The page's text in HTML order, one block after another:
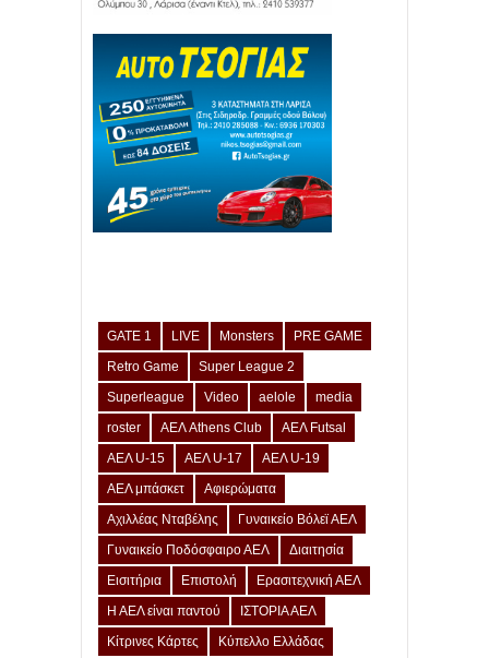
GATE 1 LIVE Monsters
PRE GAME
Retro Game
Super League 2
Superleague
Video aelole
media
roster
ΑΕΛ Athens Club
ΑΕΛ Futsal
ΑΕΛ U-15
ΑΕΛ U-17
ΑΕΛ U-19
ΑΕΛ μπάσκετ
Αφιερώματα
Αχιλλέας Νταβέλης
Γυναικείο Βόλεϊ ΑΕΛ
Γυναικείο Ποδόσφαιρο ΑΕΛ
Διαιτησία
Εισιτήρια
Επιστολή
Ερασιτεχνική ΑΕΛ
Η ΑΕΛ είναι παντού
ΙΣΤΟΡΙΑ ΑΕΛ
Κίτρινες Κάρτες
Κύπελλο Ελλάδας